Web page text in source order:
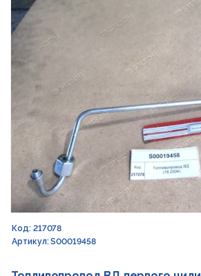
Код: 217078
Артикул: S00019458